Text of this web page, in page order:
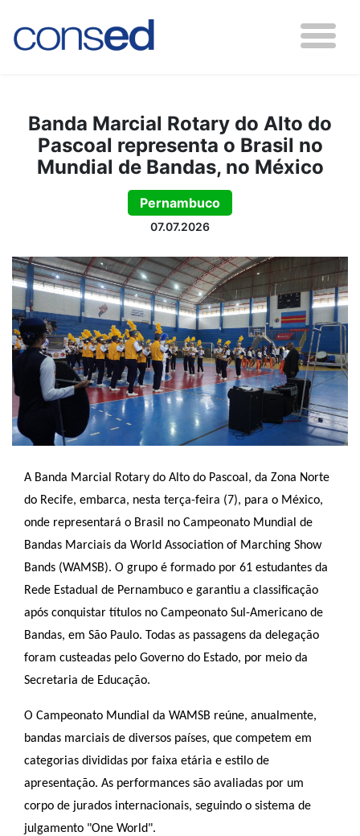
Banda Marcial Rotary do Alto do
Pascoal representa o Brasil no
Mundial de Bandas, no México
Pernambuco
07.07.2026
A Banda Marcial Rotary do Alto do Pascoal, da Zona Norte
do Recife, embarca, nesta terça-feira (7), para o México,
onde representará o Brasil no Campeonato Mundial de
Bandas Marciais da World Association of Marching Show
Bands (WAMSB). O grupo é formado por 61 estudantes da
Rede Estadual de Pernambuco e garantiu a classificação
após conquistar títulos no Campeonato Sul-Americano de
Bandas, em São Paulo. Todas as passagens da delegação
foram custeadas pelo Governo do Estado, por meio da
Secretaria de Educação.
O Campeonato Mundial da WAMSB reúne, anualmente,
bandas marciais de diversos países, que competem em
categorias divididas por faixa etária e estilo de
apresentação. As performances são avaliadas por um
corpo de jurados internacionais, seguindo o sistema de
julgamento "One World".